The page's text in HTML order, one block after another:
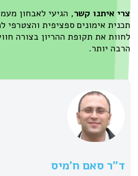
צרי איתנו קשר, הגיעי לאבחון
תכנית אימונים ספציפית והצטרפי
לחוות את תקופת ההריון בצורה
הרבה יותר.
ד״ר סאם ח׳מיס